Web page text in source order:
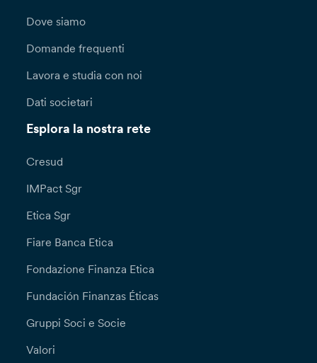
Dove siamo
Domande frequenti
Lavora e studia con noi
Dati societari
Esplora la nostra rete
Cresud
IMPact Sgr
Etica Sgr
Fiare Banca Etica
Fondazione Finanza Etica
Fundación Finanzas Éticas
Gruppi Soci e Socie
Valori